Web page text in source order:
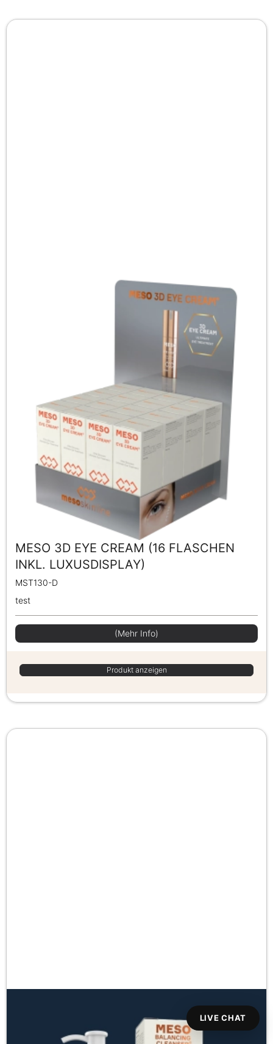
MESO 3D EYE CREAM (16 FLASCHEN
INKL. LUXUSDISPLAY)
MST130-D
test
(Mehr Info)
Produkt anzeigen
LIVE CHAT